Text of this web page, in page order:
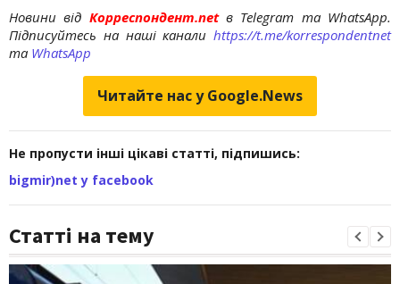
Новини від Корреспондент.netв Telegram та WhatsApp.
Підписуйтесь на наші канали https://t.me/korrespondentnet
та WhatsApp
Читайте нас у Google.News
Не пропусти інші цікаві статті, підпишись:
bigmir)net у facebook
Статті на тему